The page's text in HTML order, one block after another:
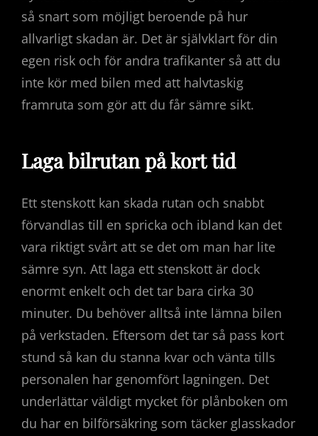
så snart som möjligt beroende på hur
allvarligt skadan är. Det är självklart för din
egen risk och för andra trafikanter så att du
inte kör med bilen med att halvtaskig
framruta som gör att du får sämre sikt.
Laga bilrutan på kort tid
Ett stenskott kan skada rutan och snabbt
förvandlas till en spricka och ibland kan det
vara riktigt svårt att se det om man har lite
sämre syn. Att laga ett stenskott är dock
enormt enkelt och det tar bara cirka 30
minuter. Du behöver alltså inte lämna bilen
på verkstaden. Eftersom det tar så pass kort
stund så kan du stanna kvar och vänta tills
personalen har genomfört lagningen. Det
underlättar väldigt mycket för plånboken om
du har en bilförsäkring som täcker glasskador